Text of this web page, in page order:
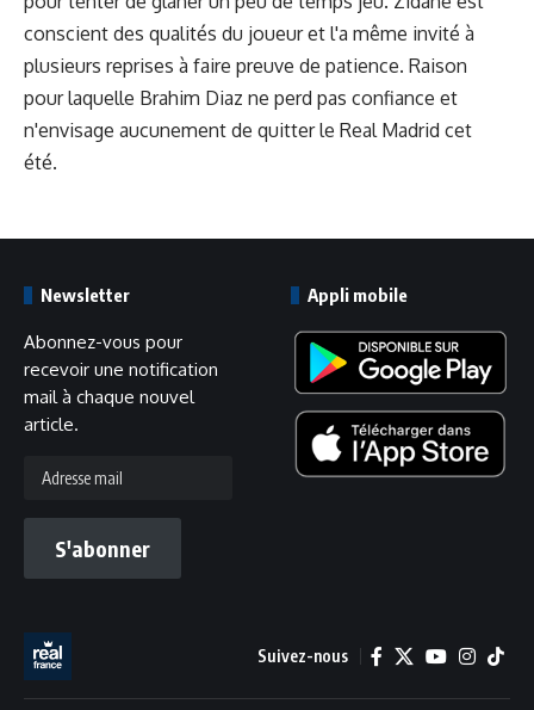
conscient des qualités du joueur et l'a même invité à
plusieurs reprises à faire preuve de patience. Raison
pour laquelle Brahim Diaz ne perd pas confiance et
n'envisage aucunement de quitter le Real Madrid cet
été.
Newsletter
Abonnez-vous pour
recevoir une notification
mail à chaque nouvel
article.
mail
S'abonner
Appli mobile
Suivez-nous